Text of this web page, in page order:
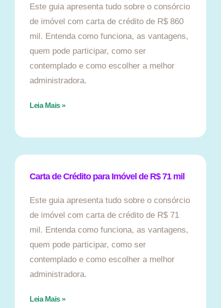
Este guia apresenta tudo sobre o consórcio
de imóvel com carta de crédito de R$ 860
mil. Entenda como funciona, as vantagens,
quem pode participar, como ser
contemplado e como escolher a melhor
administradora.
Leia Mais »
Carta de Crédito para Imóvel de R$ 71 mil
Este guia apresenta tudo sobre o consórcio
de imóvel com carta de crédito de R$ 71
mil. Entenda como funciona, as vantagens,
quem pode participar, como ser
contemplado e como escolher a melhor
administradora.
Leia Mais »